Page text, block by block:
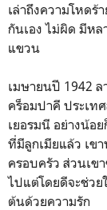
เล่าถึงความโหด
กันเอง ไม่ผิด มีห
แขวน
เมษายนปี 1942 ล
คร็อมปาคี ประเท
เยอรมนี อย่างน้อ
ที่มีลูกเมียแล้ว เข
ครอบครัว ส่วนเข
ไปแต่โดยดีจะช่วย
ต้นด้วยความรัก